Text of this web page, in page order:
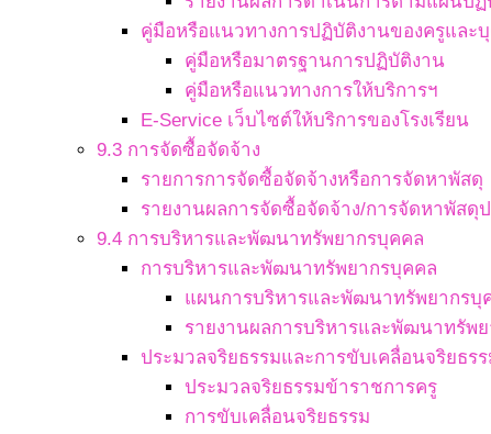
คู่มือหรือแนวทางการปฏิบัติงานของครูและ
คู่มือหรือมาตรฐานการปฏิบัติงาน
คู่มือหรือแนวทางการให้บริการฯ
E-Service เว็บไซต์ให้บริการของโรงเรียน
9.3 การจัดซื้อจัดจ้าง
รายการการจัดซื้อจัดจ้างหรือการจัดหาพัสดุ
รายงานผลการจัดซื้อจัดจ้าง/การจัดหาพัสดุ
9.4 การบริหารและพัฒนาทรัพยากรบุคคล
การบริหารและพัฒนาทรัพยากรบุคคล
แผนการบริหารและพัฒนาทรัพยากรบุ
รายงานผลการบริหารและพัฒนาทรัพ
ประมวลจริยธรรมและการขับเคลื่อนจริยธร
ประมวลจริยธรรมข้าราชการครู
การขับเคลื่อนจริยธรรม